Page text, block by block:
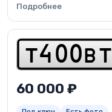
Подробнее
t4 0 0 b t
60 000 ₽